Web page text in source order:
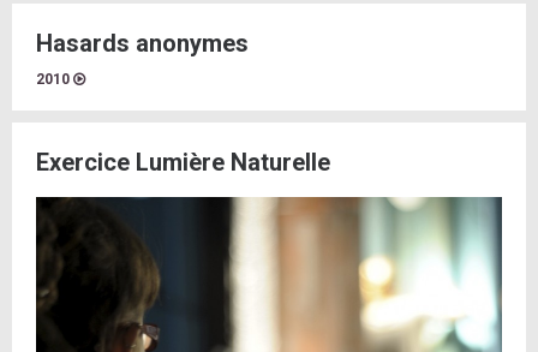
Hasards anonymes
2010
Exercice Lumière Naturelle